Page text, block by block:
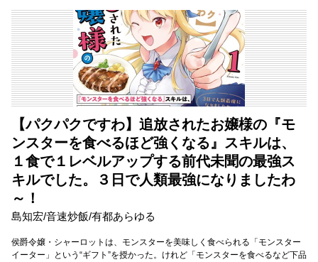
【パクパクですわ】追放されたお嬢様の『モ
ンスターを食べるほど強くなる』スキルは、
１食で１レベルアップする前代未聞の最強ス
キルでした。３日で人類最強になりましたわ
～！
島知宏/音速炒飯/有都あらゆる
侯爵令嬢・シャーロットは、モンスターを美味しく食べられる「モンスター
イーター」という“ギフト”を授かった。けれど「モンスターを食べるなど下品